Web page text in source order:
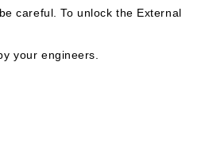
careful. To unlock the External
your engineers.